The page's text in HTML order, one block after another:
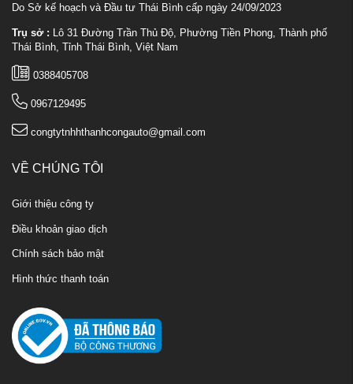
Do Sở kế hoạch và Đầu tư Thái Bình cấp ngày 24/09/2023
Trụ sở : Lô 31 Đường Trần Thủ Độ, Phường Tiền Phong, Thành phố
Thái Bình, Tỉnh Thái Bình, Việt Nam
0388405708
0967129495
congtytnhhthanhcongauto@gmail.com
VỀ CHÚNG TÔI
Giới thiệu công ty
Điều khoản giao dịch
Chính sách bảo mật
Hình thức thanh toán